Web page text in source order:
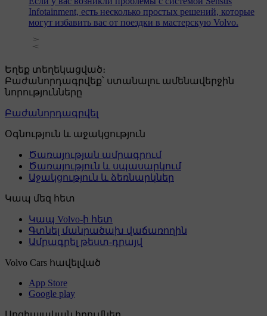
Infotainment, есть несколько простых решений, которые
могут избавить вас от поездки в мастерскую Volvo.